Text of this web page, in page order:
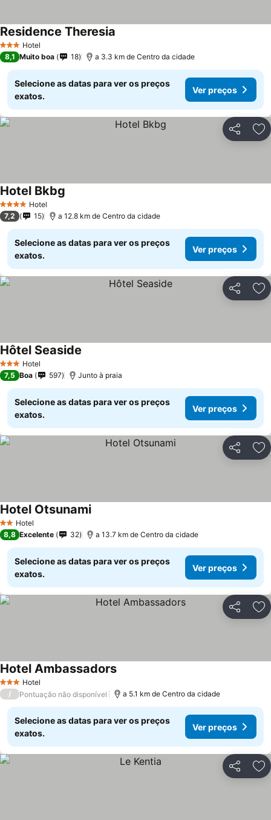
3 EstrelasHotel
Residence Theresia
8,1 Muito boa 18 a 3.3 km de Centro da cidade
Selecione as datas para ver os preços
exatos.
Ver preços
Partilhar
4 EstrelasHotel
Hotel Bkbg
7,2 15 a 12.8 km de Centro da cidade
Selecione as datas para ver os preços
exatos.
Ver preços
Partilhar
3 EstrelasHotel
Hôtel Seaside
7,5 Boa 597 Junto à praia
Selecione as datas para ver os preços
exatos.
Ver preços
Partilhar
2 Estrelas
Hotel
Hotel Otsunami
8,8 Excelente 32 a 13.7 km de Centro da cidade
Selecione as datas para ver os preços
exatos.
Ver preços
Partilhar
3 EstrelasHotel
Hotel Ambassadors
/ Pontuação não disponível a 5.1 km de Centro da cidade
Selecione as datas para ver os preços
exatos.
Ver preços
Partilhar